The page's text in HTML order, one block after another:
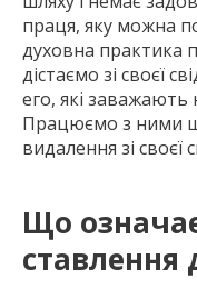
праця, яку можна
духовна практика
дістаємо зі своєї
его, які заважають
Працюємо з ними
видалення зі своєї
Що
ставлення